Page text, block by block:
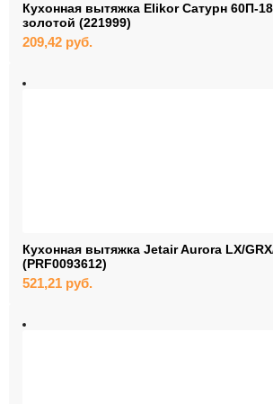
Кухонная вытяжка Elikor Сатурн 60П-
золотой (221999)
209,42 руб.
Кухонная вытяжка Jetair Aurora LX/
(PRF0093612)
521,21 руб.